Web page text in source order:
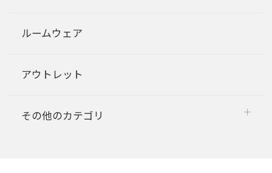
ルームウェア
アウトレット
その他のカテゴリ